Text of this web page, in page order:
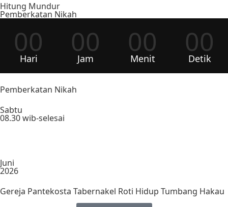
Hitung Mundur
Pemberkatan Nikah
00
Hari 00
Jam 00
Menit 00
Detik
Pemberkatan Nikah
Sabtu
08.30 wib-selesai
Juni
2026
Gereja Pantekosta Tabernakel Roti Hidup Tumbang Hakau